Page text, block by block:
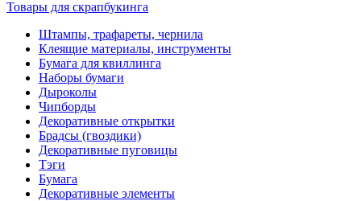
Товары для скрапбукинга
Штампы, трафареты, чернила
Клеящие материалы, инструменты
Бумага для квиллинга
Наборы бумаги
Дыроколы
Чипборды
Декоративные открытки
Брадсы (гвоздики)
Декоративные пуговицы
Тэги
Бумага
Декоративные элементы